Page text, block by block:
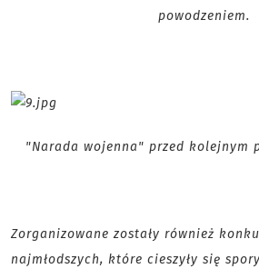
powodzeniem.
"Narada wojenna" przed kolejnym
Zorganizowane zostały również
najmłodszych, które cieszyły się